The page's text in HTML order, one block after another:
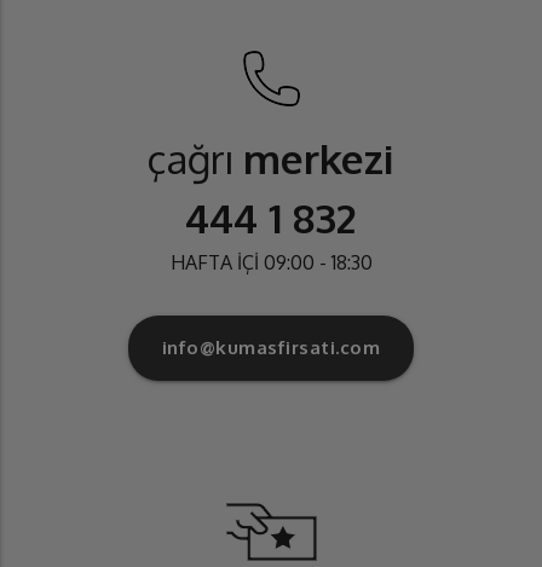
çağrı merkezi
444 1 832
HAFTA İÇİ 09:00 - 18:30
info@kumasfirsati.com